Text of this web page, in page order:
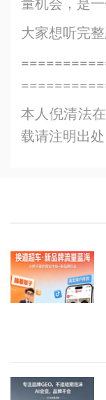
大家想听完
本人倪清法
载请注明出处